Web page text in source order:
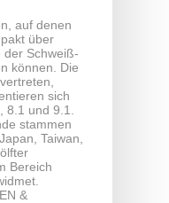
auf denen
über
der Schweiß-
können. Die
sich
und 9.1.
stammen
Taiwan,
Bereich
&